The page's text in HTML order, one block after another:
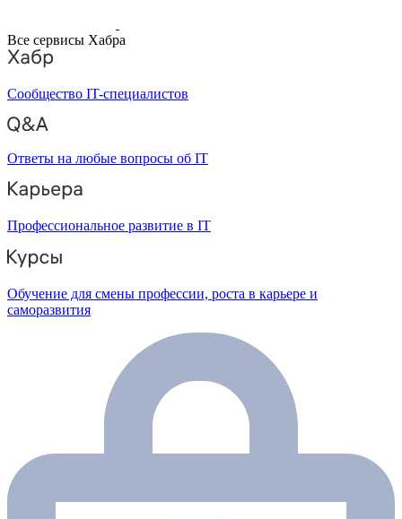
Все сервисы Хабра
Сообщество IT-специалистов
Ответы на любые вопросы об IT
Профессиональное развитие в IT
Обучение для смены профессии, роста в карьере и
саморазвития